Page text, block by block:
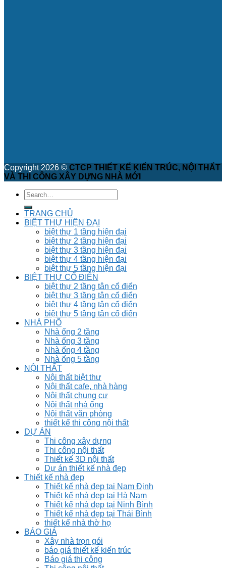
Copyright 2026 © CTCP THIẾT KẾ KIẾN TRÚC, NỘI THẤT
VÀ THI CÔNG XÂY DỰNG NHÀ MỚI
TRANG CHỦ
BIỆT THỰ HIỆN ĐẠI
biệt thự 1 tầng hiện đại
biệt thự 2 tầng hiện đại
biệt thự 3 tầng hiện đại
biệt thự 4 tầng hiện đại
biệt thự 5 tầng hiện đại
BIỆT THỰ CỔ ĐIỂN
biệt thự 2 tầng tân cổ điển
biệt thự 3 tầng tân cổ điển
biệt thự 4 tầng tân cổ điển
biệt thự 5 tầng tân cổ điển
NHÀ PHỐ
Nhà ống 2 tầng
Nhà ống 3 tầng
Nhà ống 4 tầng
Nhà ống 5 tầng
NỘI THẤT
Nội thất biệt thư
Nội thất cafe, nhà hàng
Nội thất chung cư
Nội thất nhà ống
Nội thất văn phòng
thiết kế thi công nội thất
DỰ ÁN
Thi công xây dựng
Thi công nội thất
Thiết kế 3D nội thất
Dự án thiết kế nhà đẹp
Thiết kế nhà đẹp
Thiết kế nhà đẹp tại Nam Định
Thiết kế nhà đẹp tại Hà Nam
Thiết kế nhà đẹp tại Ninh Bình
Thiết kế nhà đẹp tại Thái Bình
thiết kế nhà thờ họ
BÁO GIÁ
Xây nhà trọn gói
báo giá thiết kế kiến trúc
Báo giá thi công